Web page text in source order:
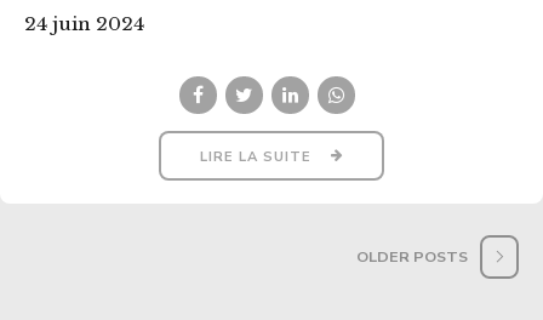
24 juin 2024
LIRE LA SUITE
OLDER POSTS